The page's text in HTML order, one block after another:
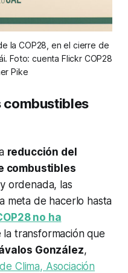
la COP28, en el cierre de
Foto: cuenta Flickr COP28
Pike
combustibles
reducción del
combustibles
ordenada, las
meta de hacerlo hasta
no ha
la transformación que
González,
Clima, Asociación